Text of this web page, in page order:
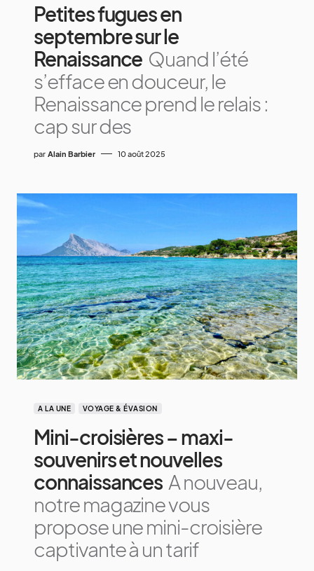
Petites fugues en
septembre sur le
Renaissance Quand l’été
s’efface en douceur, le
Renaissance prend le relais :
cap sur des
par Alain Barbier 10 août 2025
A LA UNE VOYAGE & ÉVASION
Mini-croisières – maxi-
souvenirs et nouvelles
connaissances A nouveau,
notre magazine vous
propose une mini-croisière
captivante à un tarif